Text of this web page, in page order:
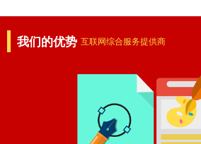
我们的优势 互联网综合服务提供商